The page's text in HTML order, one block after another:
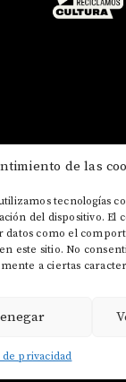
de las
tecnologías
del dispositivo. El
datos como el
este sitio. No
a ciertas
de privacidad